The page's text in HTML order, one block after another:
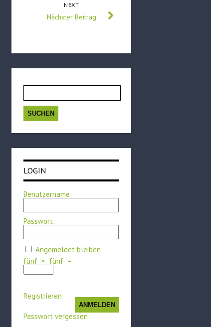
NEXT
Nächster Beitrag
nach:
LOGIN
Benutzername:
Passwort:
Angemeldet bleiben
fünf × fünf =
ANMELDEN
Registrieren
Passwort vergessen